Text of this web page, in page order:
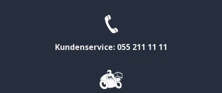
Kundenservice: 055 211 11 11